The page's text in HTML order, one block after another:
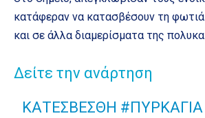
κατάφεραν να κατασβέσουν τη φωτιά
και σε άλλα διαμερίσματα της
Δείτε την ανάρτηση
ΚΑΤΕΣΒΈΣΘΗ #ΠΥΡΚΑΓΙΆ